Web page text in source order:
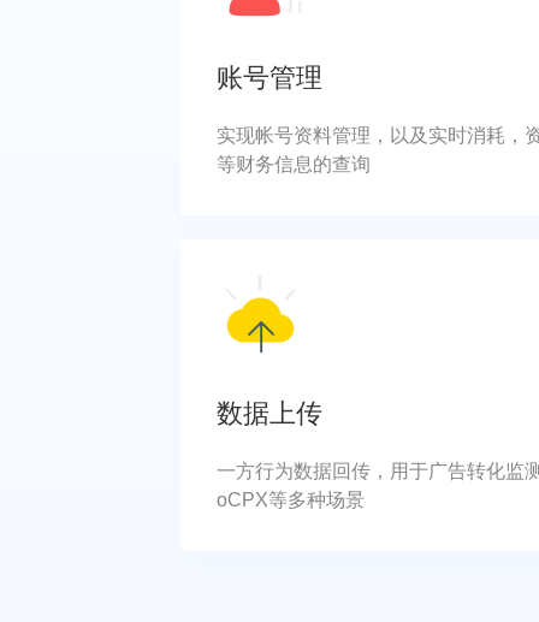
账号管理
实现帐号资料管理，以及实时消耗，
等财务信息的查询
数据上传
一方行为数据回传，用于广告转化监
oCPX等多种场景